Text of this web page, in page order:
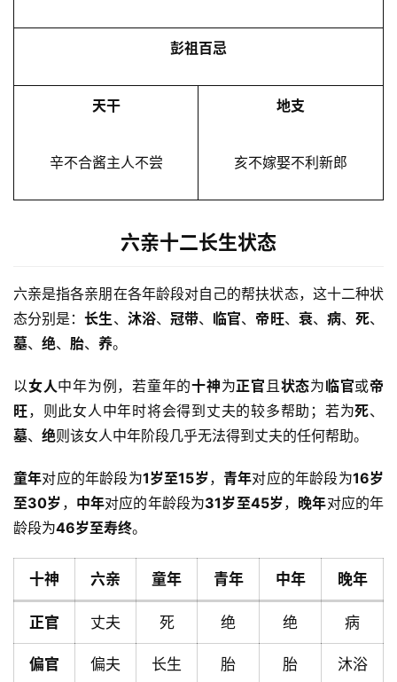
彭祖百忌
天干
辛不合酱主人不尝
地支
亥不嫁娶不利新郎
六亲十二长生状态
六亲是指各亲朋在各年龄段对自己的帮扶状态，这十二种状
态分别是：长生、 沐浴、 冠带、 临官、 帝旺、 衰、 病、死、
墓、 绝、 胎、 养。
以女人中年为例，若童年的十神为正官且状态为临官或帝
旺，则此女人中年时将会得到丈夫的较多帮助；若为死、
墓、 绝则该女人中年阶段几乎无法得到丈夫的任何帮助。
童年对应的年龄段为1岁至15岁，青年对应的年龄段为16岁
至30岁 ， 中年对应的年龄段为31岁至45岁， 晚年对应的年
龄段为46岁至寿终。
十神 六亲 童年 青年 中年 晚年
正官 丈夫 死 绝 绝 病
偏官 偏夫 长生 胎 胎 沐浴